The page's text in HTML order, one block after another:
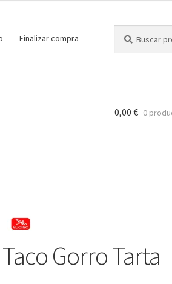
Finalizar compra
por:
0,00 € 0
Taco Gorro Tarta